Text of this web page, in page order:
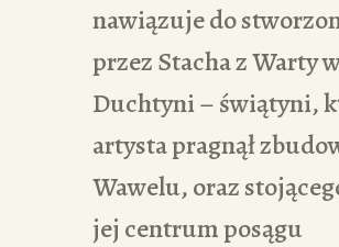
nawiązuje do
przez Stacha z Warty
Duchtyni – świątyni,
artysta pragnął
Wawelu, oraz
jej centrum posągu